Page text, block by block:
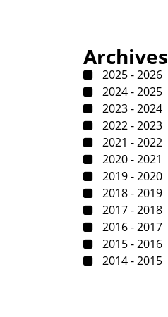
Archives
2025 - 2026
2024 - 2025
2023 - 2024
2022 - 2023
2021 - 2022
2020 - 2021
2019 - 2020
2018 - 2019
2017 - 2018
2016 - 2017
2015 - 2016
2014 - 2015